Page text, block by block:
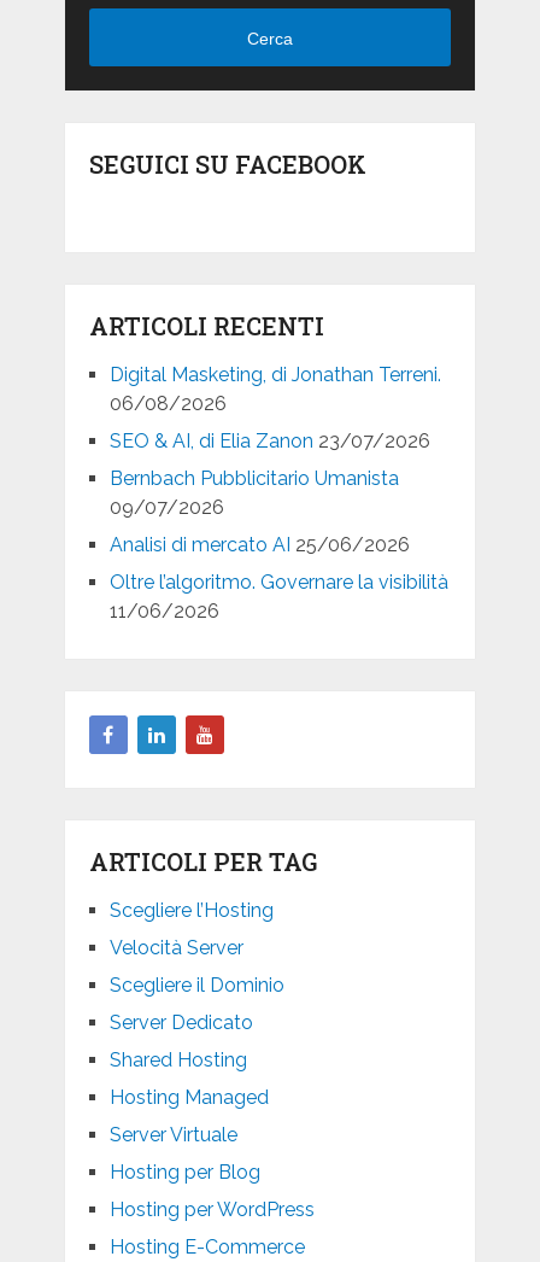
Cerca
SEGUICI SU FACEBOOK
ARTICOLI RECENTI
Digital Masketing, di Jonathan Terreni.
06/08/2026
SEO & AI, di Elia Zanon 23/07/2026
Bernbach Pubblicitario Umanista
09/07/2026
Analisi di mercato AI 25/06/2026
Oltre l’algoritmo. Governare la visibilità
11/06/2026
ARTICOLI PER TAG
Scegliere l’Hosting
Velocità Server
Scegliere il Dominio
Server Dedicato
Shared Hosting
Hosting Managed
Server Virtuale
Hosting per Blog
Hosting per WordPress
Hosting E-Commerce